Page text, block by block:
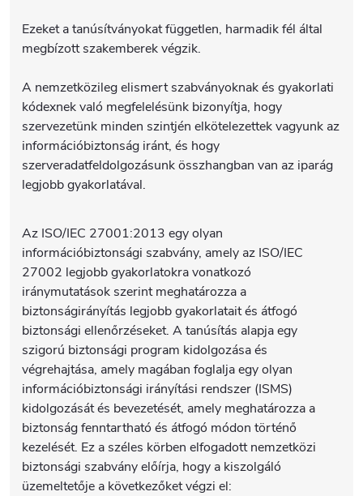
Ezeket a tanúsítványokat független, harmadik fél által
megbízott szakemberek végzik.
A nemzetközileg elismert szabványoknak és gyakorlati
kódexnek való megfelelésünk bizonyítja, hogy
szervezetünk minden szintjén elkötelezettek vagyunk az
információbiztonság iránt, és hogy
szerveradatfeldolgozásunk összhangban van az iparág
legjobb gyakorlatával.
Az ISO/IEC 27001:2013 egy olyan
információbiztonsági szabvány, amely az ISO/IEC
27002 legjobb gyakorlatokra vonatkozó
iránymutatások szerint meghatározza a
biztonságirányítás legjobb gyakorlatait és átfogó
biztonsági ellenőrzéseket. A tanúsítás alapja egy
szigorú biztonsági program kidolgozása és
végrehajtása, amely magában foglalja egy olyan
információbiztonsági irányítási rendszer (ISMS)
kidolgozását és bevezetését, amely meghatározza a
biztonság fenntartható és átfogó módon történő
kezelését. Ez a széles körben elfogadott nemzetközi
biztonsági szabvány előírja, hogy a kiszolgáló
üzemeltetője a következőket végzi el: